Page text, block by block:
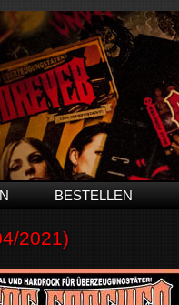
BESTELLEN
2021)